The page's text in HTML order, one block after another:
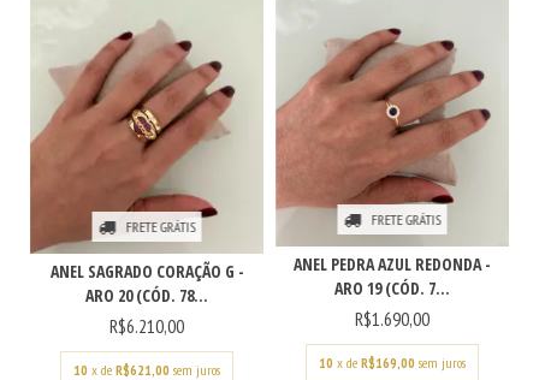
FRETE GRÁTIS
ANEL SAGRADO CORAÇÃO G -
ARO 20 (CÓD. 78...
R$6.210,00
10 x de R$621,00 sem juros
FRETE GRÁTIS
ANEL PEDRA AZUL REDONDA -
ARO 19 (CÓD. 7...
R$1.690,00
10 x de R$169,00 sem juros